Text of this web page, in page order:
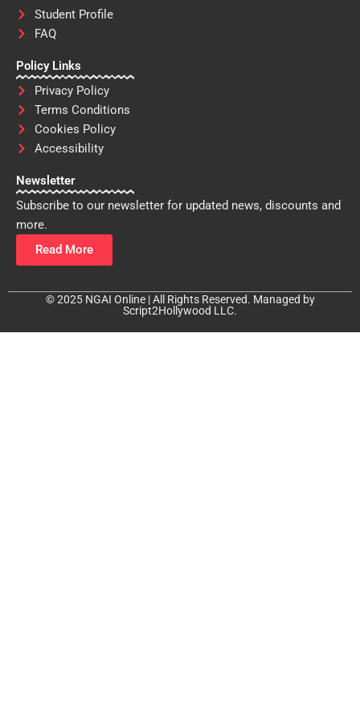
Student Profile
FAQ
Policy Links
Privacy Policy
Terms Conditions
Cookies Policy
Accessibility
Newsletter
Subscribe to our newsletter for updated news, discounts and
more.
Read More
© 2025 NGAI Online | All Rights Reserved. Managed by
Script2Hollywood LLC.